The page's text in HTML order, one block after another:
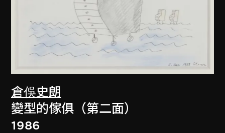
倉俁史朗
變型的傢俱（第二面）
1986